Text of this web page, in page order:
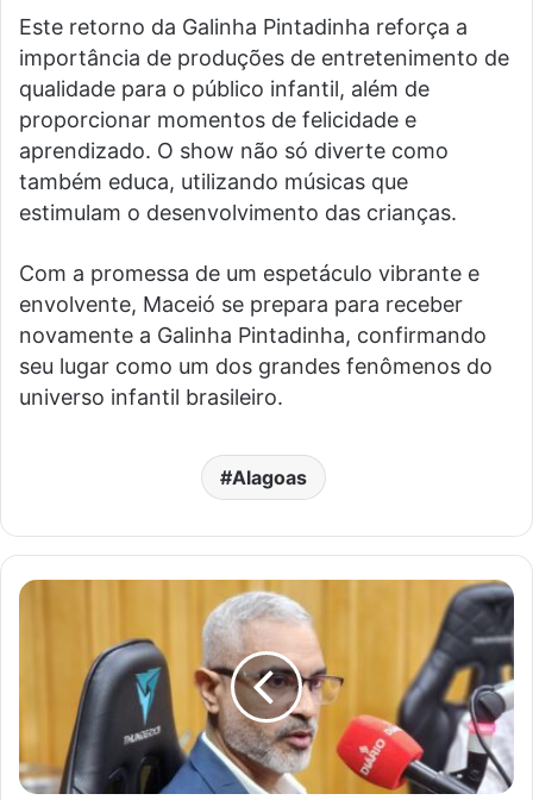
Este retorno da Galinha Pintadinha reforça a
importância de produções de entretenimento de
qualidade para o público infantil, além de
proporcionar momentos de felicidade e
aprendizado. O show não só diverte como
também educa, utilizando músicas que
estimulam o desenvolvimento das crianças.
Com a promessa de um espetáculo vibrante e
envolvente, Maceió se prepara para receber
novamente a Galinha Pintadinha, confirmando
seu lugar como um dos grandes fenômenos do
universo infantil brasileiro.
Alagoas